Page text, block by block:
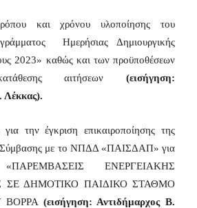
και χρόνου υλοποίησης του
Ημερήσιας Δημιουργικής
2023» καθώς και των προϋποθέσεων
αιτήσεων (εισήγηση:
Λέκκας).
την έγκριση επικαιροποίησης της
Σύμβασης με το ΝΠΔΔ «ΠΑΙΣΔΑΠ» για
ΕΝΕΡΓΕΙΑΚΗΣ
ΣΕ ΔΗΜΟΤΙΚΟ ΠΑΙΔΙΚΟ ΣΤΑΘΜΟ
ΒΟΡΡΑ (εισήγηση: Αντιδήμαρχος Β.